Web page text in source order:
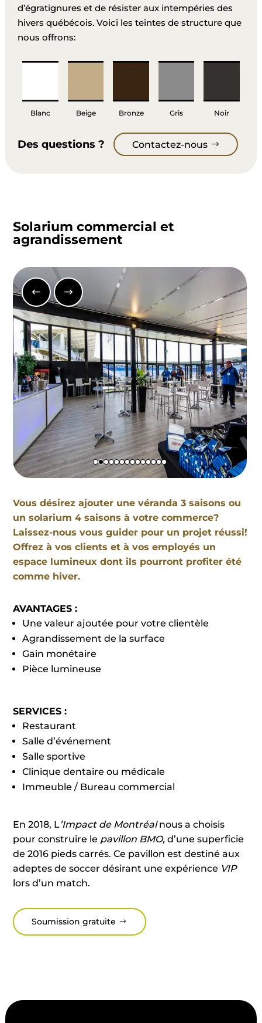
d’égratignures et de résister aux intempéries des
hivers québécois. Voici les teintes de structure que
nous offrons:
Blanc Beige Bronze Gris Noir
Des questions ? Contactez-nous
Solariumcommercial et
agrandissement
Vous désirez ajouter une véranda 3 saisons ou
un solarium 4 saisons à votre commerce?
Laissez-nous vous guider pour un projet réussi!
Offrez à vos clients et à vos employés un
espace lumineux dont ils pourront profiter été
comme hiver.
AVANTAGES :
Une valeur ajoutée pour votre clientèle
Agrandissement de la surface
Gain monétaire
Pièce lumineuse
SERVICES :
Restaurant
Salle d’événement
Salle sportive
Clinique dentaire ou médicale
Immeuble / Bureau commercial
En 2018, L’Impact de Montréalnous a choisis
pour construire le pavillon BMO, d’une superficie
de 2016 pieds carrés. Ce pavillon est destiné aux
adeptes de soccer désirant une expérience VIP
lors d’un match.
Soumission gratuite